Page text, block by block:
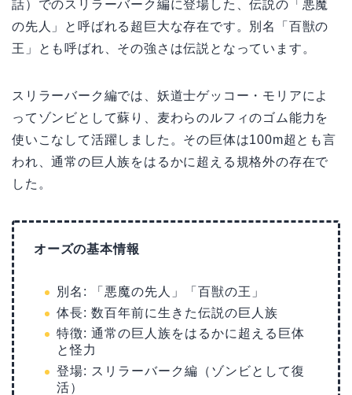
話）でのスリラーバーク編に登場した、伝説の「悪魔
の先人」と呼ばれる超巨大な存在です。別名「百獣の
王」とも呼ばれ、その強さは伝説となっています。
スリラーバーク編では、妖道士ゲッコー・モリアによ
ってゾンビとして蘇り、麦わらのルフィのゴム能力を
使いこなして活躍しました。その巨体は100m超とも言
われ、通常の巨人族をはるかに超える規格外の存在で
した。
オーズの基本情報
別名: 「悪魔の先人」「百獣の王」
体長: 数百年前に生きた伝説の巨人族
特徴: 通常の巨人族をはるかに超える巨体
と怪力
登場: スリラーバーク編（ゾンビとして復
活）